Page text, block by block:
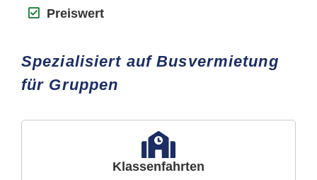
Preiswert
Spezialisiert auf Busvermietung
für Gruppen
Klassenfahrten